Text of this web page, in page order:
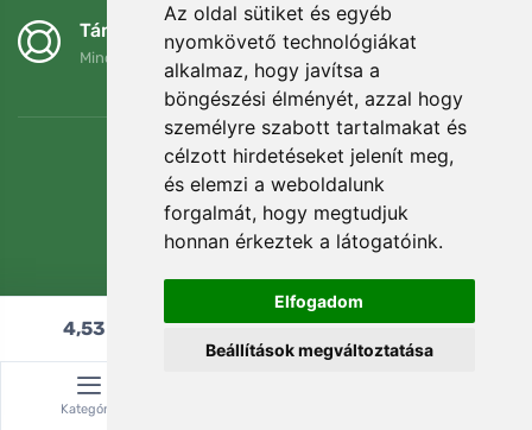
Az oldal sütiket és egyéb
nyomkövető technológiákat
alkalmaz, hogy javítsa a
böngészési élményét, azzal hogy
személyre szabott tartalmakat és
célzott hirdetéseket jelenít meg,
és elemzi a weboldalunk
forgalmát, hogy megtudjuk
honnan érkeztek a látogatóink.
Elfogadom
Beállítások megváltoztatása
Támogatjuk a Trees.org-ot
Minden megrendelésért ültetünk egy fát! Bővebben
4,53 Hozzáadás a kosárhoz
Kategória